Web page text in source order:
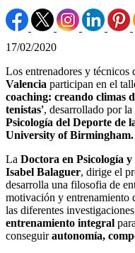
17/02/2020
Los entrenadores y técnicos
Valencia participan en el
coaching: creando climas
tenistas', desarrollado por la
Psicología del Deporte de
University of Birmingham.
La Doctora en Psicología
Isabel Balaguer, dirige el
desarrolla una filosofia de
motivación y entrenamiento
las diferentes
entrenamiento integral
conseguirautonomía,